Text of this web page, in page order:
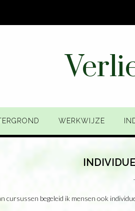
WERKWIJZE
cursussen begeleid ik mensen ook